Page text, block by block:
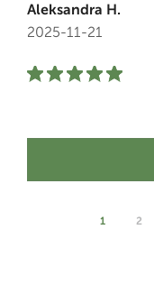
Aleksandra H.
2025-11-21
1 2